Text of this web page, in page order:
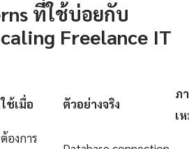
ที่ใช้บ่อยกับ
Freelance IT
ใช้เมื่อ ตัวอย่างจริง
ภ
เ
ต้องการ